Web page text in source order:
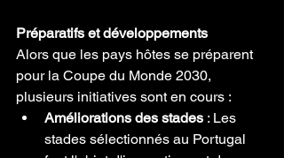
Préparatifs et développements
Alors que les pays hôtes se préparent
pour la Coupe du Monde 2030,
plusieurs initiatives sont en cours :
Améliorations des stades : Les
stades sélectionnés au Portugal